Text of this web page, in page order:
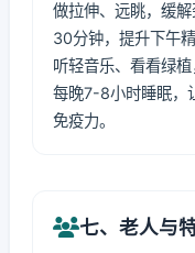
做拉伸、远眺，缓
30分钟，提升下午
听轻音乐、看看绿
每晚7-8小时睡眠，
免疫力。
七、老人与